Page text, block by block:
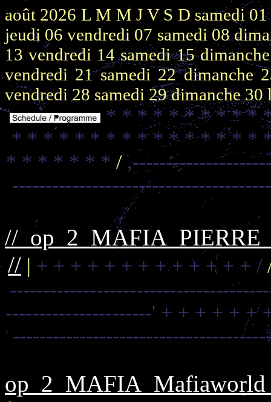
août 2026 L M M J V S D samedi
jeudi 06vendredi 07 samedi 08
13vendredi 14samedi 15
vendredi 21samedi 22dimanche
vendredi 28 samedi 29dimanche 30
* * * * * * * * * *
* * * * * * * * * * * * * * * *
* * * * * * * /
//
// | + + + + + + + + + + + + + /
----------------------' + + + + + +